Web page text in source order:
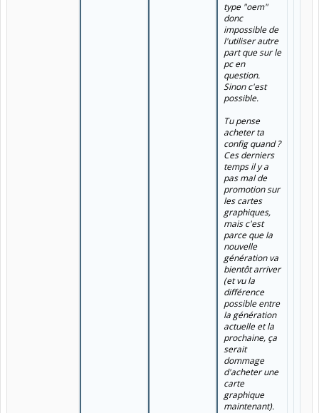
type "oem"
donc
impossible de
l'utiliser autre
part que sur le
pc en
question.
Sinon c'est
possible.
Tu pense
acheter ta
config quand ?
Ces derniers
temps il y a
pas mal de
promotion sur
les cartes
graphiques,
mais c'est
parce que la
nouvelle
génération va
bientôt arriver
(et vu la
différence
possible entre
la génération
actuelle et la
prochaine, ça
serait
dommage
d'acheter une
carte
graphique
maintenant).